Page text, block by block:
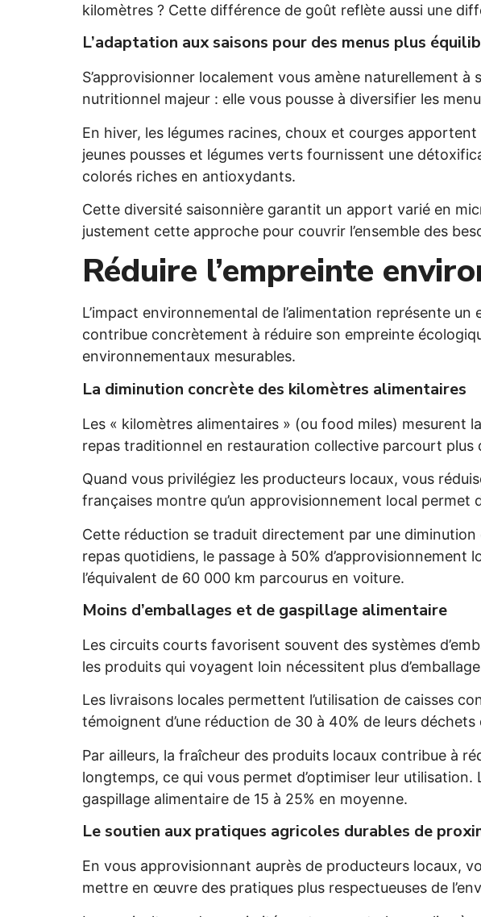
kilomètres ? Cette différence de goût reflète aussi une
L’adaptation aux saisons pour des menus plus
S’approvisionner localement vous amène naturellement
nutritionnel majeur : elle vous pousse à diversifier les
En hiver, les légumes racines, choux et courges
jeunes pousses et légumes verts fournissent une
colorés riches en antioxydants.
Cette diversité saisonnière garantit un apport varié en
justement cette approche pour couvrir l’ensemble des
Réduire l’empreinte
L’impact environnemental de l’alimentation représente
contribue concrètement à réduire son empreinte
environnementaux mesurables.
La diminution concrète des kilomètres alimentaires
Les « kilomètres alimentaires » (ou food miles) mesurent
repas traditionnel en restauration collective parcourt plus
Quand vous privilégiez les producteurs locaux, vous
françaises montre qu’un approvisionnement local
Cette réduction se traduit directement par une
repas quotidiens, le passage à 50%
l’équivalent de 60 000 km parcourus en voiture.
Moins d’emballages et de gaspillage alimentaire
Les circuits courts favorisent souvent des systèmes
les produits qui voyagent loin nécessitent plus
Les livraisons locales permettent l’utilisation de caisses
témoignent d’une réduction de 30 à 40% de leurs
Par ailleurs, la fraîcheur des produits locaux contribue à
longtemps, ce qui vous permet d’optimiser leur
gaspillage alimentaire de 15 à 25% en moyenne.
Le soutien aux pratiques agricoles durables de
En vous approvisionnant auprès de producteurs locaux,
mettre en œuvre des pratiques plus respectueuses de